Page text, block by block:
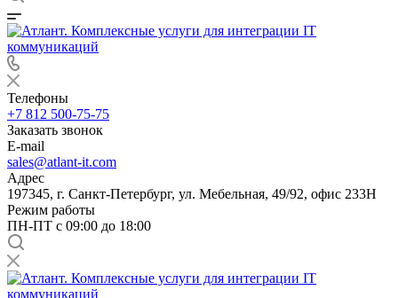
Телефоны
+7 812 500-75-75
Заказать звонок
E-mail
sales@atlant-it.com
Адрес
197345, г. Санкт-Петербург, ул. Мебельная, 49/92, офис 233Н
Режим работы
ПН-ПТ с 09:00 до 18:00